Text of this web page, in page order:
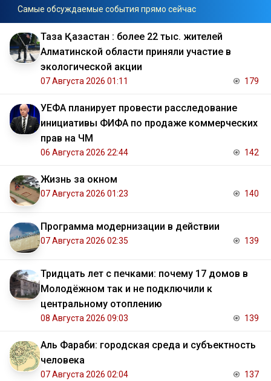
Самые обсуждаемые события прямо сейчас
Таза Қазақстан : более 22 тыс. жителей
Алматинской области приняли участие в
экологической акции
07 Августа 2026 01:11 179
УЕФА планирует провести расследование
инициативы ФИФА по продаже коммерческих
прав на ЧМ
06 Августа 2026 22:44 142
Жизнь за окном
07 Августа 2026 01:23 140
Программа модернизации в действии
07 Августа 2026 02:35 139
Тридцать лет с печками: почему 17 домов в
Молодёжном так и не подключили к
центральному отоплению
08 Августа 2026 09:03 139
Аль Фараби: городская среда и субъектность
человека
07 Августа 2026 02:04 137